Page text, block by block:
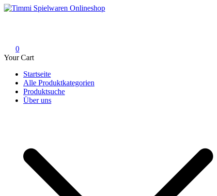
Skip
0
Your Cart
Startseite
Alle Produktkategorien
Produktsuche
Über uns